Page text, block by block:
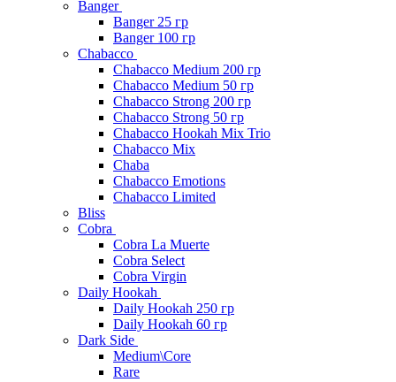
Banger
Banger 25 гр
Banger 100 гр
Chabacco
Chabacco Medium 200 гр
Chabacco Medium 50 гр
Chabacco Strong 200 гр
Chabacco Strong 50 гр
Chabacco Hookah Mix Trio
Chabacco Mix
Chaba
Chabacco Emotions
Chabacco Limited
Bliss
Cobra
Cobra La Muerte
Cobra Select
Cobra Virgin
Daily Hookah
Daily Hookah 250 гр
Daily Hookah 60 гр
Dark Side
Medium\Core
Rare